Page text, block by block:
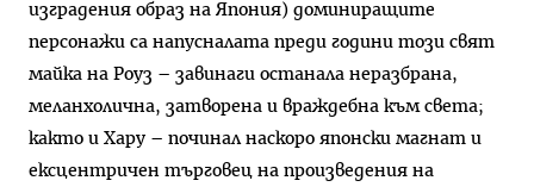
изградения образ на Япония) доминиращите
персонажи са напусналата преди години този свят
майка на Роуз – завинаги останала неразбрана,
меланхолична, затворена и враждебна към света;
както и Хару – починал наскоро японски магнат и
ексцентричен търговец на произведения на